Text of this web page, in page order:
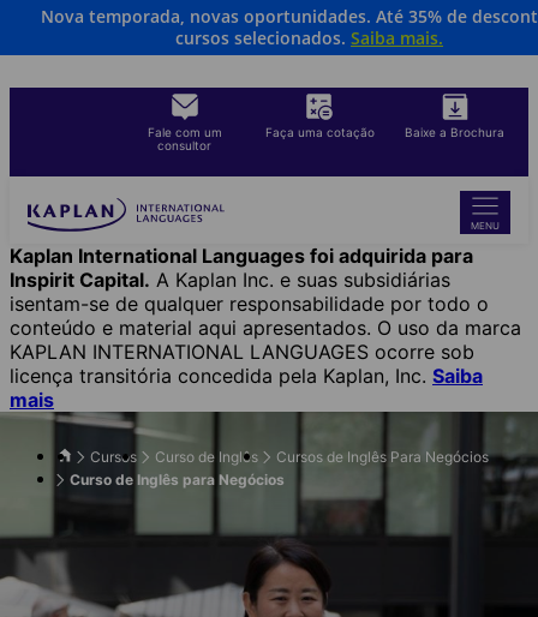
Skip
content
Fale com um
consultor
Faça uma cotação Baixe a Brochura
MENU
Kaplan International Languages foi adquirida para
Inspirit Capital. A Kaplan Inc. e suas subsidiárias
isentam-se de qualquer responsabilidade por todo o
conteúdo e material aqui apresentados. O uso da marca
KAPLAN INTERNATIONAL LANGUAGES ocorre sob
licença transitória concedida pela Kaplan, Inc. Saiba
mais
Nova temporada, novas oportunidades. Até 35% de
cursos selecionados. Saiba mais.
Cursos Curso de Inglês
Cursos de Inglês Para Negócios
Curso de Inglês para Negócios